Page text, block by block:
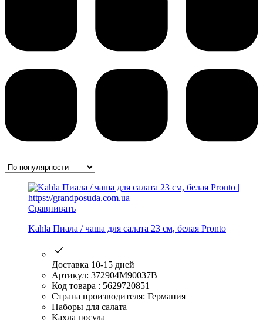
Сравнивать
Kahla Пиала / чаша для салата 23 см, белая Pronto
Доставка 10-15 дней
Артикул: 372904M90037B
Код товара : 5629720851
Страна производителя: Германия
Наборы для салата
Кахла посуда